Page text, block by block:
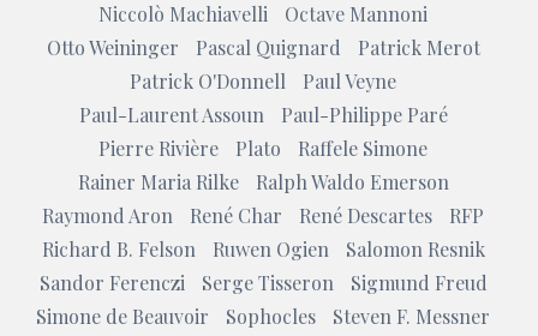
Niccolò Machiavelli
Octave Mannoni
Otto Weininger
Pascal Quignard
Patrick Merot
Patrick O'Donnell
Paul Veyne
Paul-Laurent Assoun
Paul-Philippe Paré
Pierre Rivière
Plato
Raffele Simone
Rainer Maria Rilke
Ralph Waldo Emerson
Raymond Aron
René Char René Descartes
RFP
Richard B. Felson
Ruwen Ogien
Salomon Resnik
Sandor Ferenczi
Serge Tisseron
Sigmund Freud
Simone de Beauvoir
Sophocles
Steven F. Messner